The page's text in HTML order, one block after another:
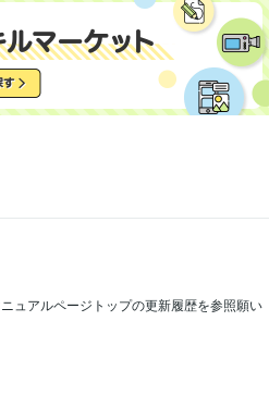
ュアルページトップの更新履歴を参照願い